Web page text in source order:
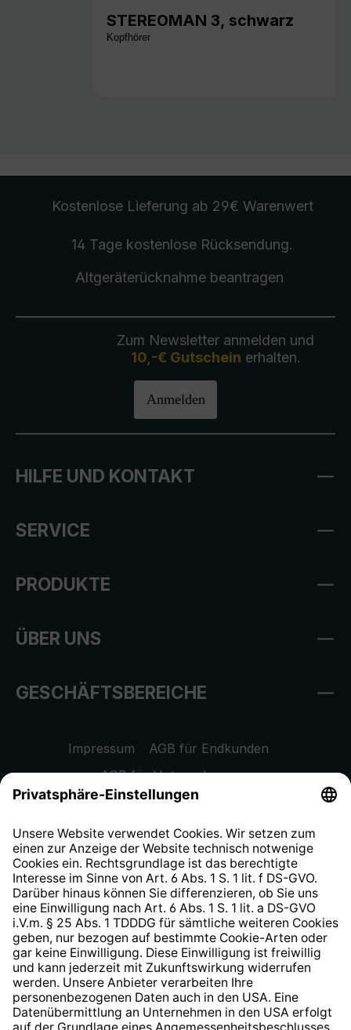
STEREOMAN 3, schwarz
Kopfhörer
Kostenlose Lieferung ab 29€ Warenwert
14 Tage kostenlose Rücksendung.
Altgeräterücknahmebeantragen
Zum Newsletter anmelden und
10,-€ Gutschein erhalten.
Anmelden
HILFE UND KONTAKT
SERVICE
PRODUKTE
ÜBER UNS
GESCHÄFTSBEREICHE
Impressum
AGB für Endkunden
AGB für Unternehmen
Datenschutzhinweis
Widerrufsrecht
Hinweisgeberschutzsystem
Barrierefreiheit